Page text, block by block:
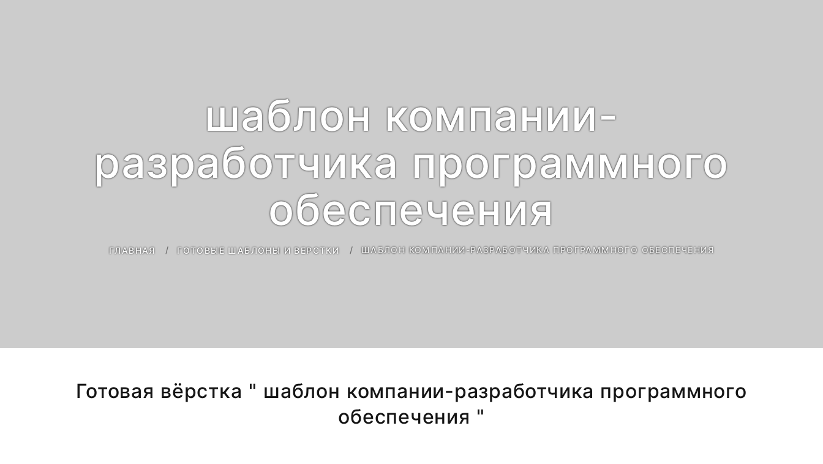
шаблон компании-
разработчика программного
обеспечения
ГЛАВНАЯ ГОТОВЫЕ ШАБЛОНЫ И ВЕРСТКИ ШАБЛОН КОМПАНИИ-РАЗРАБОТЧИКА ПРОГРАММНОГО ОБЕСПЕЧЕНИЯ
Готовая вёрстка " шаблон компании-разработчика программного
обеспечения "